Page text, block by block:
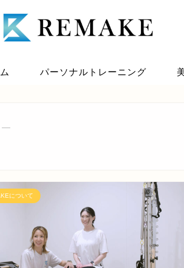
パーソナルトレーニング
―
について